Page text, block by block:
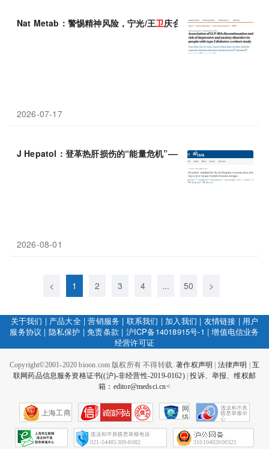
Nat Metab：警惕精神风险，宁光/王卫庆合作表明，GLP-1受体
2026-07-17
J Hepatol：登革热肝损伤的“能量危机”——王卫/杨俊涛等揭示肝
2026-08-01
< 1 2 3 4 ... 50 >
关于我们 | 产品大全|营销服务 | 联系我们 | 加入我们 | 友情链接 | 用户
服务协议 | 隐私保护 |免责条款 | 沪ICP备14018915号-1 |增值电信业务
经营许可证
Copyright©2001-2020 bioon.com 版权所有 不得转载.著作权声明 法律声明
互
联网药品信息服务资格证书((沪)-非经营性-2019-0162)|投诉、举报、维权邮
箱：editor@medsci.cn<
上海工商
网
络
会
征
021-54485309-8082 31010402000321